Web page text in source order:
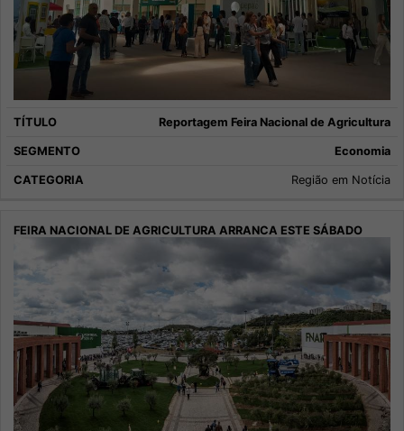
Reportagem Feira Nacional de Agricultura
Economia
Região em Notícia